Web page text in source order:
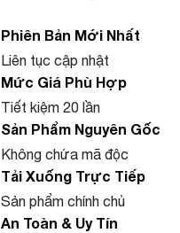
Phiên Bản Mới Nhất
Liên tục cập nhật
Mức Giá Phù Hợp
Tiết kiệm 20 lần
Sản Phẩm Nguyên Gốc
Không chứa mã độc
Tải Xuống Trực Tiếp
Sản phẩm chính chủ
An Toàn & Uy Tín